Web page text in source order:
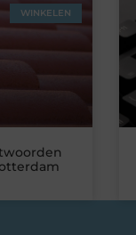
WINKELEN